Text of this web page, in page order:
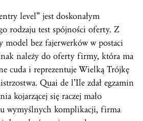
level” jest doskonałym
rodzaju test spójności oferty. Z
model bez fajerwerków w postaci
należy do oferty firmy, która ma
cuda i reprezentuje Wielką Trójkę
Quai de l’Ile zdał egzamin
kojarzącej się raczej mało
wymyślnych komplikacji, firma